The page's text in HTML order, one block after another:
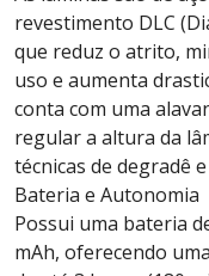
revestimento DLC
que reduz o atrito,
uso e aumenta
conta com uma
regular a altura da
técnicas de degradê
Bateria e Autonomia
Possui uma bateria
mAh, oferecendo